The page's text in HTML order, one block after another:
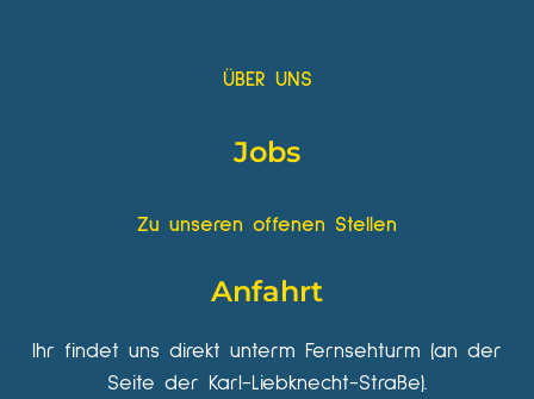
ÜBER UNS
Jobs
Zu unseren offenen Stellen
Anfahrt
Ihr findet uns direkt unterm Fernsehturm (an der
Seite der Karl-Liebknecht-Straße).